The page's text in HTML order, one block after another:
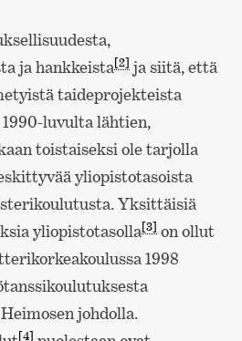
ja hankkeista[2]ja siitä, että
taideprojekteista
luvulta lähtien,
toistaiseksi ole tarjolla
yliopistotasoista
Yksittäisiä
yliopistotasolla[3]on ollut
1998
johdolla.
[4]